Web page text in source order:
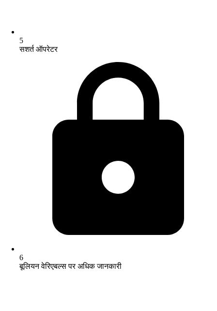
5
सशर्त ऑपरेटर
6
बूलियन वेरिएबल्स पर अधिक जानकारी